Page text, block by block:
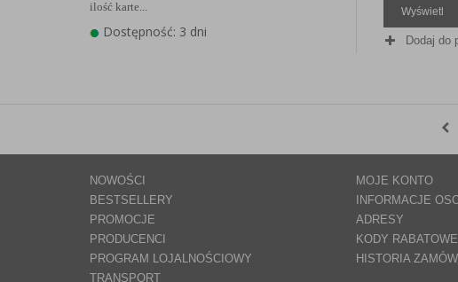
ilość karte...
Dostępność: 3 dni
Wyświetl
Dodaj do
NOWOŚCI
BESTSELLERY
PROMOCJE
PRODUCENCI
PROGRAM LOJALNOŚCIOWY
TRANSPORT
MOJE KONTO
INFORMACJE
ADRESY
KODY RABATOWE
HISTORIA